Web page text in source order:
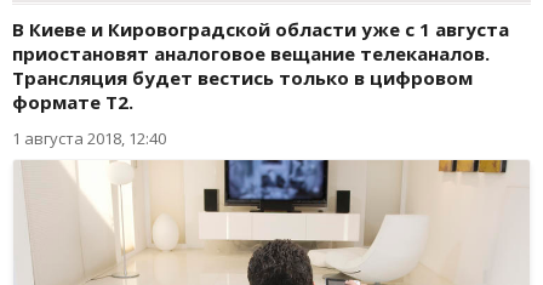
В Киеве и Кировоградской области уже с 1 августа
приостановят аналоговое вещание телеканалов.
Трансляция будет вестись только в цифровом
формате Т2.
1 августа 2018, 12:40